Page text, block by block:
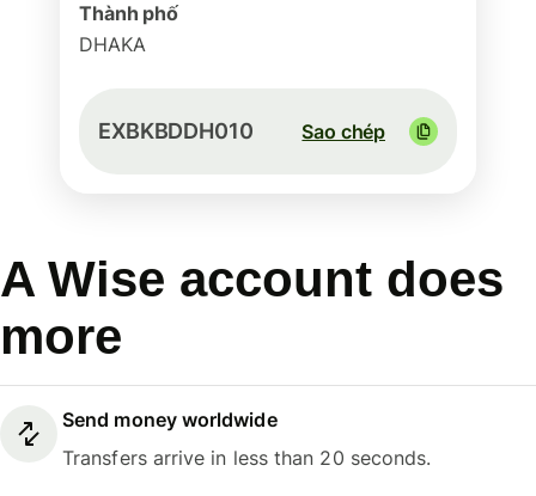
Thành phố
DHAKA
EXBKBDDH010 Sao chép
A Wise account does
more
Send money worldwide
Transfers arrive in less than 20 seconds.